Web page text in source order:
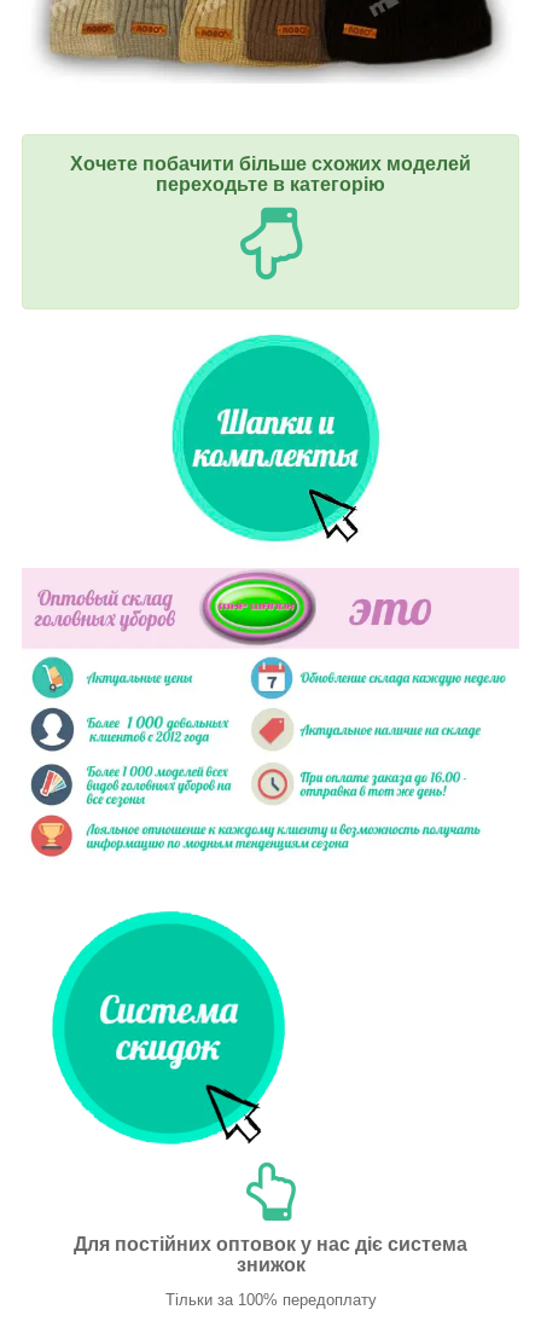
Хочете побачити більше схожих моделей
переходьте в категорію
Для постійних оптовок у нас діє система
знижок
Тільки за 100% передоплату